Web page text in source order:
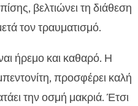
βελτιώνει τη διάθεση
τον τραυματισμό.
ήρεμο και καθαρό. Η
προσφέρει καλή
την οσμή μακριά. Έτσι